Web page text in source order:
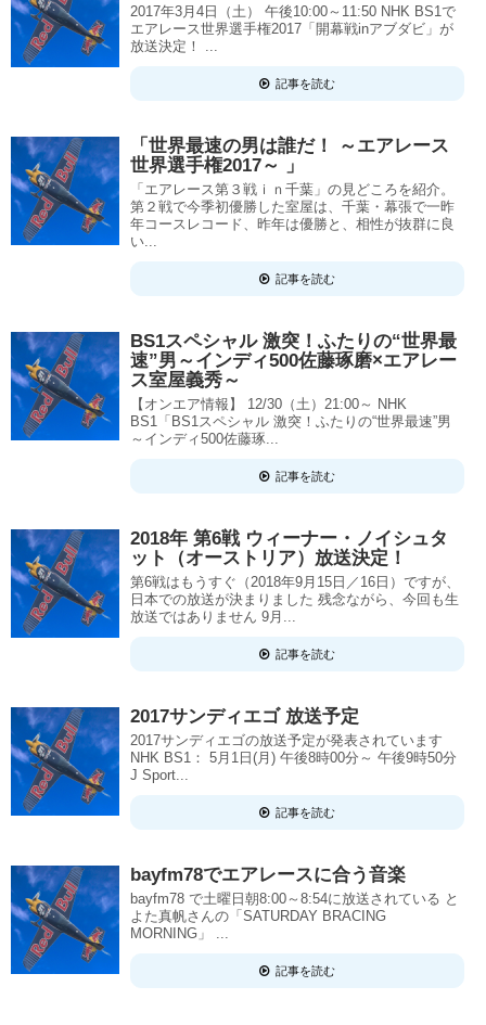
2017年3月4日（土） 午後10:00～11:50 NHK BS1で
エアレース世界選手権2017「開幕戦inアブダビ」が
放送決定！ ...
記事を読む
「世界最速の男は誰だ！ ～エアレース
世界選手権2017～ 」
「エアレース第３戦ｉｎ千葉」の見どころを紹介。
第２戦で今季初優勝した室屋は、千葉・幕張で一昨
年コースレコード、昨年は優勝と、相性が抜群に良
い...
記事を読む
BS1スペシャル 激突！ふたりの“世界最
速”男～インディ500佐藤琢磨×エアレー
ス室屋義秀～
【オンエア情報】 12/30（土）21:00～ NHK
BS1「BS1スペシャル 激突！ふたりの“世界最速”男
～インディ500佐藤琢...
記事を読む
2018年 第6戦 ウィーナー・ノイシュタ
ット（オーストリア）放送決定！
第6戦はもうすぐ（2018年9月15日／16日）ですが、
日本での放送が決まりました 残念ながら、今回も生
放送ではありません 9月...
記事を読む
2017サンディエゴ 放送予定
2017サンディエゴの放送予定が発表されています
NHK BS1： 5月1日(月) 午後8時00分～ 午後9時50分
J Sport...
記事を読む
bayfm78でエアレースに合う音楽
bayfm78 で土曜日朝8:00～8:54に放送されている と
よた真帆さんの「SATURDAY BRACING
MORNING」 ...
記事を読む